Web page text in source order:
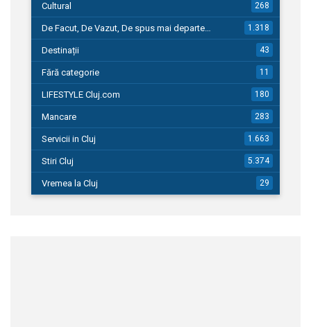
Cultural 268
De Facut, De Vazut, De spus mai departe… 1.318
Destinații 43
Fără categorie 11
LIFESTYLE Cluj.com 180
Mancare 283
Servicii in Cluj 1.663
Stiri Cluj 5.374
Vremea la Cluj 29